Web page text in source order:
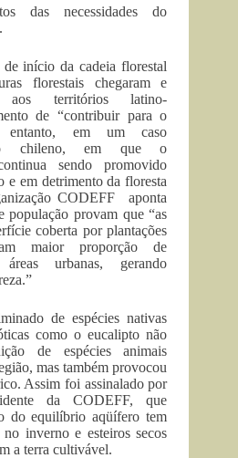
das necessidades do
início da cadeia florestal
florestais chegaram e
aos territórios latino-
de “contribuir para o
entanto, em um caso
o chileno, em que o
sendo promovido
e em detrimento da floresta
CODEFF aponta
população provam que “as
coberta por plantações
maior proporção de
urbanas, gerando
de espécies nativas
como o eucalipto não
de espécies animais
mas também provocou
Assim foi assinalado por
da CODEFF, que
do equilíbrio aqüífero tem
no inverno e esteiros secos
a terra cultivável.